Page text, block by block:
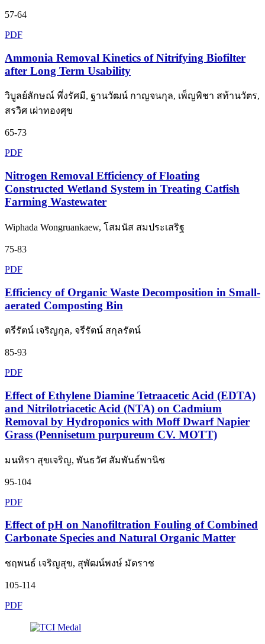
57-64
PDF
Ammonia Removal Kinetics of Nitrifying Biofilter
after Long Term Usability
วิบูลย์ลักษณ์ พึ่งรัศมี, ฐานวัฒน์ กาญจนกุล, เพ็ญพิชา สท้านวัตร,
สรวิศ เผ่าทองศุข
65-73
PDF
Nitrogen Removal Efficiency of Floating
Constructed Wetland System in Treating Catfish
Farming Wastewater
Wiphada Wongruankaew, โสมนัส สมประเสริฐ
75-83
PDF
Efficiency of Organic Waste Decomposition in Small-
aerated Composting Bin
ตรีรัตน์ เจริญกุล, จรีรัตน์ สกุลรัตน์
85-93
PDF
Effect of Ethylene Diamine Tetraacetic Acid (EDTA)
and Nitrilotriacetic Acid (NTA) on Cadmium
Removal by Hydroponics with Moff Dwarf Napier
Grass (Pennisetum purpureum CV. MOTT)
มนทิรา สุขเจริญ, พันธวัศ สัมพันธ์พานิช
95-104
PDF
Effect of pH on Nanofiltration Fouling of Combined
Carbonate Species and Natural Organic Matter
ชฤพนธ์ เจริญสุข, สุพัฒน์พงษ์ มัตราช
105-114
PDF